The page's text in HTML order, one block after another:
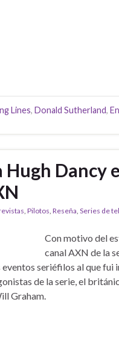
Lines, Donald Sutherland,
Dancy
Pilotos Reseña Series de
Con motivo del
canal AXN de la
seriéfilos al que fui
de la serie, el
Graham.